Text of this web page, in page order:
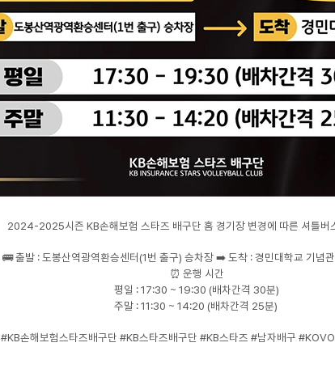
2024-2025시즌 KB손해보험 스타즈 배구단 홈 경기장 변경에 따른 셔틀버
🚌 출발 : 도봉산역광역환승센터(1번 출구) 승차장 ➡️ 도착 : 경민대학교 기념
⏰ 운행 시간
평일 : 17:30 ~ 19:30 (배차간격 30분)
주말 : 11:30 ~ 14:20 (배차간격 25분)
#KB손해보험스타즈배구단 #KB스타즈배구단 #KB스타즈 #남자배구